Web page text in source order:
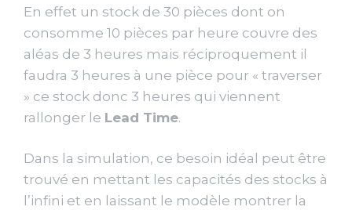
En effet un stock de 30 pièces dont on
consomme 10 pièces par heure couvre des
aléas de 3 heures mais réciproquement il
faudra 3 heures à une pièce pour « traverser
» ce stock donc 3 heures qui viennent
rallonger le Lead Time.
Dans la simulation, ce besoin idéal peut être
trouvé en mettant les capacités des stocks à
l’infini et en laissant le modèle montrer la